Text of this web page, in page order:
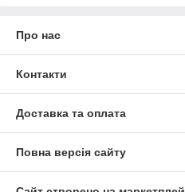
Про нас
Контакти
Доставка та оплата
Повна версія сайту